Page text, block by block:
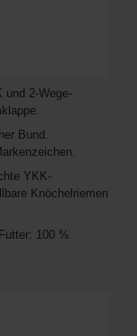
und 2-Wege-
Bund.
YKK-
Knöchelriemen
100 %